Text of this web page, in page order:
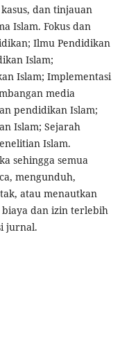
dan tinjauan
Islam. Fokus dan
Ilmu Pendidikan
Islam;
Islam; Implementasi
media
pendidikan Islam;
Islam; Sejarah
Islam.
sehingga semua
mengunduh,
atau menautkan
dan izin terlebih
jurnal.